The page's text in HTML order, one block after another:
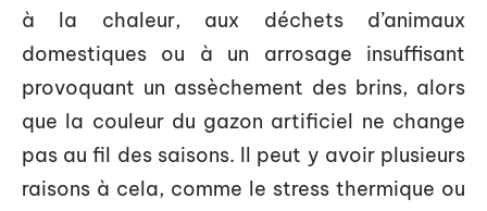
à la chaleur, aux déchets d’animaux
domestiques ou à un arrosage insuffisant
provoquant un assèchement des brins, alors
que la couleur du gazon artificiel ne change
pas au fil des saisons. Il peut y avoir plusieurs
raisons à cela, comme le stress thermique ou